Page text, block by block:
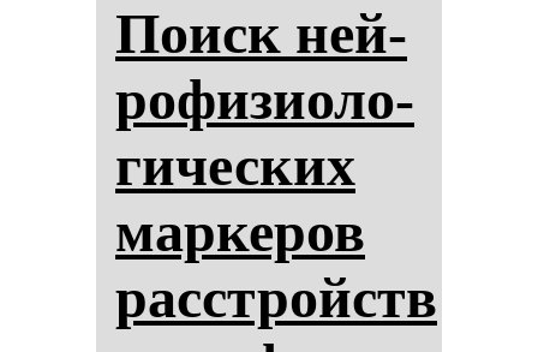
Поиск ней­
ро­фи­зи­оло­
ги­чес­ких
мар­ке­ров
расстройств